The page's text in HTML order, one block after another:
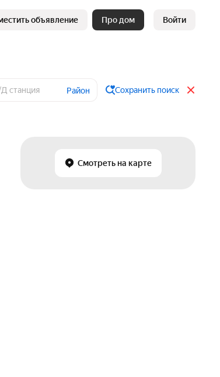
объявление Про дом Войти
Район Сохранить поиск
Смотреть на карте